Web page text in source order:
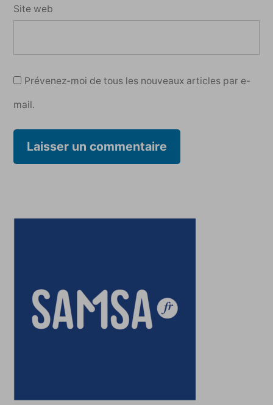
Site web
Prévenez-moi de tous les nouveaux articles par e-
mail.